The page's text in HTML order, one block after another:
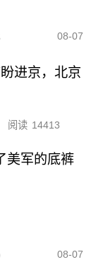
08-07
进京，北京
阅读 14413
美军的底裤
08-07